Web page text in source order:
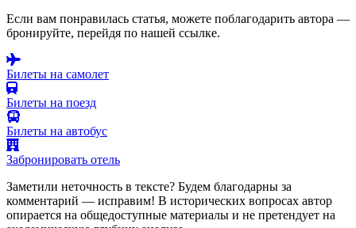
Если вам понравилась статья, можете поблагодарить автора —
бронируйте, перейдя по нашей ссылке.
Билеты на самолет
Билеты на поезд
Билеты на автобус
Забронировать отель
Заметили неточность в тексте? Будем благодарны за
комментарий — исправим! В исторических вопросах автор
опирается на общедоступные материалы и не претендует на